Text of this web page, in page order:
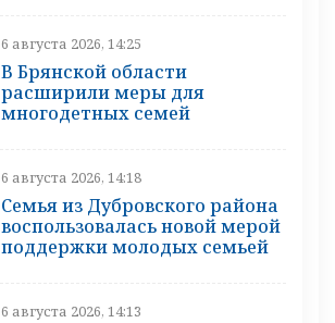
6 августа 2026, 14:25
В Брянской области
расширили меры для
многодетных семей
6 августа 2026, 14:18
Семья из Дубровского района
воспользовалась новой мерой
поддержки молодых семьей
6 августа 2026, 14:13